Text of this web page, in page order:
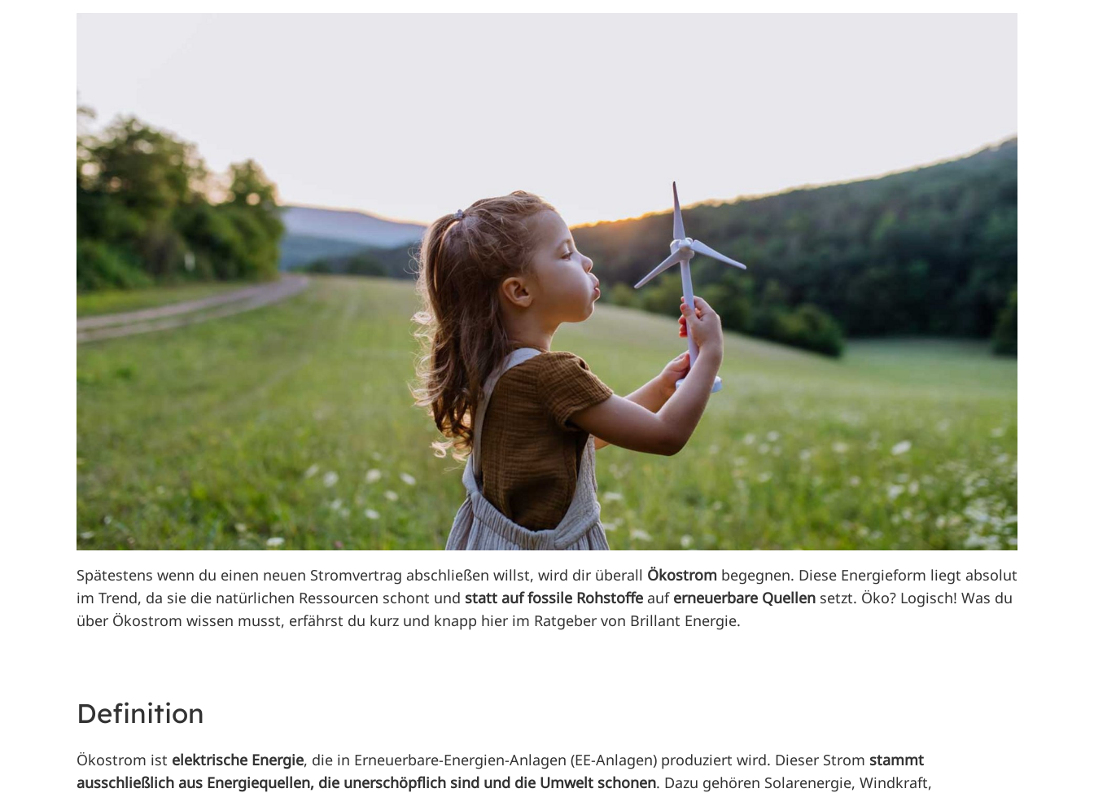
Spätestens wenn du einen neuen Stromvertrag abschließen willst, wird dir überall Ökostrom begegnen. Diese Energieform liegt absolut
im Trend, da sie die natürlichen Ressourcen schont und statt auf fossile Rohstoffe auf erneuerbare Quellen setzt. Öko? Logisch! Was du
über Ökostrom wissen musst, erfährst du kurz und knapp hier im Ratgeber von Brillant Energie.
Definition
Ökostrom ist elektrische Energie, die in Erneuerbare-Energien-Anlagen (EE-Anlagen) produziert wird. Dieser Strom stammt
ausschließlich aus Energiequellen, die unerschöpflich sind und die Umwelt schonen. Dazu gehören Solarenergie, Windkraft,